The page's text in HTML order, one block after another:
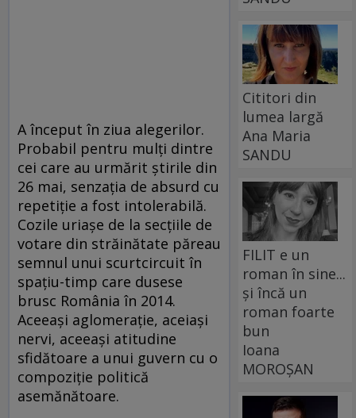
A început în ziua alegerilor.
Probabil pentru mulți dintre
cei care au urmărit știrile din
26 mai, senzația de absurd cu
repetiție a fost intolerabilă.
Cozile uriașe de la secțiile de
votare din străinătate păreau
semnul unui scurtcircuit în
spațiu-timp care dusese
brusc România în 2014.
Aceeași aglomerație, aceiași
nervi, aceeași atitudine
sfidătoare a unui guvern cu o
compoziție politică
asemănătoare.
Cititori din
lumea largă
Ana Maria
SANDU
FILIT e un
roman în sine...
și încă un
roman foarte
bun
Ioana
MOROȘAN